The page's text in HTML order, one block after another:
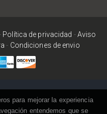
Política de privacidad -Aviso
- Condiciones de envio
para mejorar la experiencia
entendemos que se